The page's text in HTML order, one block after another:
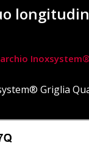
Inoxsystem®
Griglia